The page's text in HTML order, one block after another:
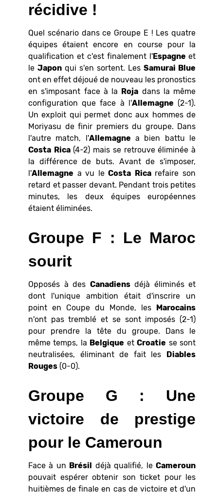
récidive !
Quel scénario dans ce Groupe E ! Les quatre
équipes étaient encore en course pour la
qualification et c'est finalement l'Espagne et
le Japon qui s'en sortent. Les Samurai Blue
ont en effet déjoué de nouveau les pronostics
en s'imposant face à la Roja dans la même
configuration que face à l'Allemagne (2-1).
Un exploit qui permet donc aux hommes de
Moriyasu de finir premiers du groupe. Dans
l'autre match, l'Allemagne a bien battu le
Costa Rica(4-2) mais se retrouve éliminée à
la différence de buts. Avant de s'imposer,
l'Allemagne a vu leCosta Ricarefaire son
retard et passer devant. Pendant trois petites
minutes, les deux équipes européennes
étaient éliminées.
Groupe F : Le Maroc
sourit
Opposés à des Canadiensdéjà éliminés et
dont l'unique ambition était d'inscrire un
point en Coupe du Monde, les Marocains
n'ont pas tremblé et se sont imposés (2-1)
pour prendre la tête du groupe. Dans le
même temps, la Belgique etCroatie se sont
neutralisées, éliminant de fait les Diables
Rouges (0-0).
Groupe G : Une
victoire de prestige
pour le Cameroun
Face à un Brésil déjà qualifié, leCameroun
pouvait espérer obtenir son ticket pour les
huitièmes de finale en cas de victoire et d'un